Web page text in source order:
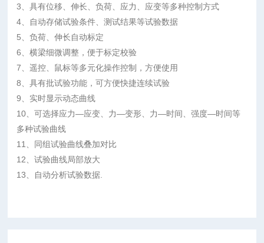
3、具有位移、伸长、负荷、应力、应变等多种控制方式
4、自动存储试验条件、测试结果等试验数据
5、负荷、伸长自动标定
6、横梁细微调整，便于标定校验
7、遥控、鼠标等多元化操作控制，方便使用
8、具有批试验功能，可方便快捷连续试验
9、实时显示动态曲线
10、可选择应力—应变、力—变形、力—时间、强度—时间等
多种试验曲线
11、同组试验曲线叠加对比
12、试验曲线局部放大
13、自动分析试验数据.